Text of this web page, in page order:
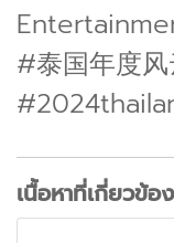
#泰国年度
เนื้อหาที่เกี่ยวข้อง